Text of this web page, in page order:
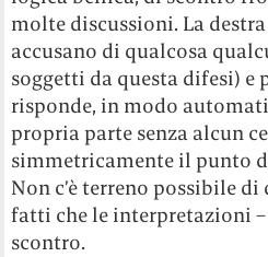
molte discussioni. La
accusano di qualcosa
soggetti da questa difesi) e
risponde, in modo
propria parte senza alcun
simmetricamente il punto
Non c’è terreno possibile
fatti che le interpretazioni
scontro.